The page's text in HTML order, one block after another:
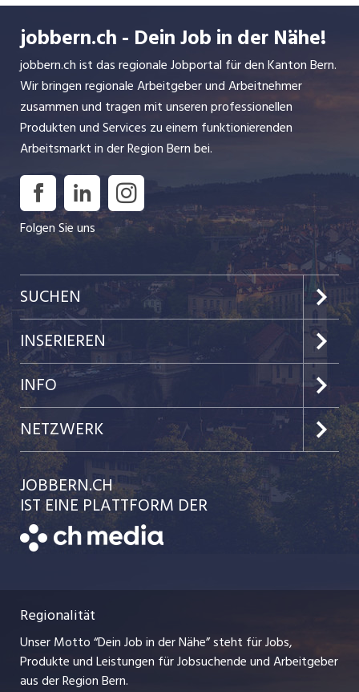
entwickelte sich im Laufe der Jahre zu unserer
Hauptaktivität. Auf modernsten CNC-
Blechverarbeitungsmaschinen werden die
Bestandteile für unsere Eigenfabrikate
hergestellt.
durch Norbert Wymann und Fritz Schütz geführt
jobbern.ch - Dein Job in der Nähe!
jobbern.ch ist das regionale Jobportal für den Kanton Bern.
Wir bringen regionale Arbeitgeber und Arbeitnehmer
zusammen und tragen mit unseren professionellen
Produkten und Services zu einem funktionierenden
Arbeitsmarkt in der Region Bern bei.
Folgen Sie uns
SUCHEN
Jobs im Kanton Bern
Jobs in der Stadt Bern
Jobs in der Stadt Biel
Festanstellungen
Temporäre Jobs
Freelance Jobs
Ferienjobs
Management / Kader-Jobs
INSERIEREN
Preise & Leistungen
Kundenlogin
Einzelinserat disponieren
Schnittstelle
Bewerber-Cockpit
INFO
Team
Ratgeber
AGB
Datenschutzerklärung
Impressum
Stellenmeldepflicht
NETZWERK
jobbasel.ch
jobmittelland.ch
zentraljob.ch
myjob.ch
jobzüri.ch
JOBBERN.CH
IST EINE PLATTFORM DER
Regionalität
Unser Motto “Dein Job in der Nähe” steht für Jobs,
Produkte und Leistungen für Jobsuchende und Arbeitgeber
aus der Region Bern.